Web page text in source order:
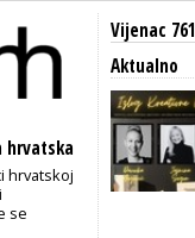
hrvatska
hrvatskoj
se
Vijenac 761
Aktualno